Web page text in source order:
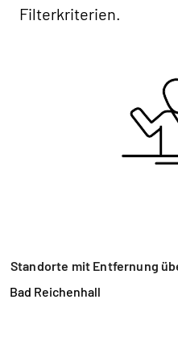
Filterkriterien.
Standorte mit Entfernung
Bad Reichenhall